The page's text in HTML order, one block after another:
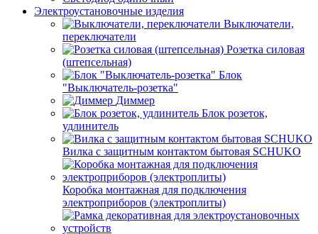
Электроустановочные изделия
Выключатели,
переключатели
Розетка силовая
(штепсельная)
Блок
"Выключатель-розетка"
Диммер
Блок розеток,
удлинитель
Вилка с защитным контактом бытовая SCHUKO
Коробка монтажная для подключения
электроприборов (электроплиты)